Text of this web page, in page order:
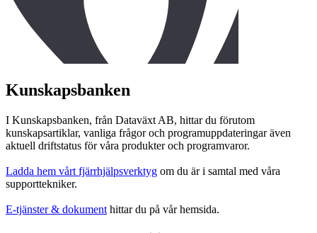
Kunskapsbanken
I Kunskapsbanken, från Dataväxt AB, hittar du förutom
kunskapsartiklar, vanliga frågor och programuppdateringar även
aktuell driftstatus för våra produkter och programvaror.
Ladda hem vårt fjärrhjälpsverktyg om du är i samtal med våra
supporttekniker.
E-tjänster & dokument hittar du på vår hemsida.